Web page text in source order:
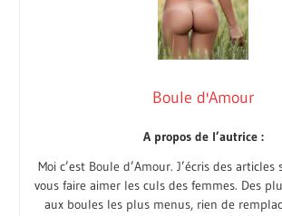
Boule d'Amour
A propos de l’autrice :
Moi c’est Boule d’Amour. J’écris des
vous faire aimer les culs des femmes. Des
aux boules les plus menus, rien de